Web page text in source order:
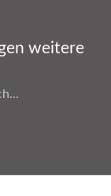
weitere